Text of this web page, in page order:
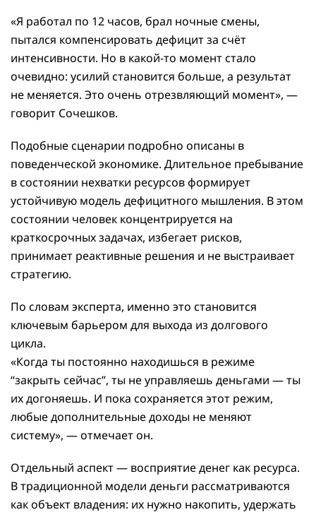
«Я работал по 12 часов, брал ночные смены,
пытался компенсировать дефицит за счёт
интенсивности. Но в какой-то момент стало
очевидно: усилий становится больше, а результат
не меняется. Это очень отрезвляющий момент», —
говорит Сочешков.
Подобные сценарии подробно описаны в
поведенческой экономике. Длительное пребывание
в состоянии нехватки ресурсов формирует
устойчивую модель дефицитного мышления. В этом
состоянии человек концентрируется на
краткосрочных задачах, избегает рисков,
принимает реактивные решения и не выстраивает
стратегию.
По словам эксперта, именно это становится
ключевым барьером для выхода из долгового
цикла.
«Когда ты постоянно находишься в режиме
“закрыть сейчас”, ты не управляешь деньгами — ты
их догоняешь. И пока сохраняется этот режим,
любые дополнительные доходы не меняют
систему», — отмечает он.
Отдельный аспект — восприятие денег как ресурса.
В традиционной модели деньги рассматриваются
как объект владения: их нужно накопить, удержать